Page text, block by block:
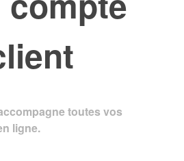
toutes vos
ligne.